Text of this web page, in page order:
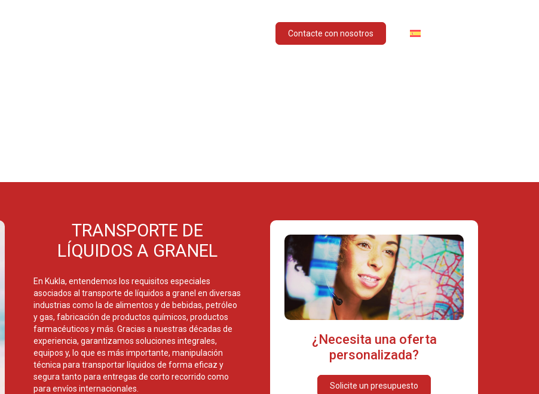
Contacte con nosotros
TRANSPORTE DE
LÍQUIDOS A GRANEL
En Kukla, entendemos los requisitos especiales
asociados al transporte de líquidos a granel en diversas
industrias como la de alimentos y de bebidas, petróleo
y gas, fabricación de productos químicos, productos
farmacéuticos y más. Gracias a nuestras décadas de
experiencia, garantizamos soluciones integrales,
equipos y, lo que es más importante, manipulación
técnica para transportar líquidos de forma eficaz y
segura tanto para entregas de corto recorrido como
para envíos internacionales.
¿Necesita una oferta
personalizada?
Solicite un presupuesto